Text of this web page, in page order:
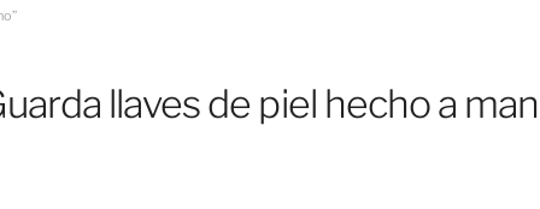
llaves de piel hecho a